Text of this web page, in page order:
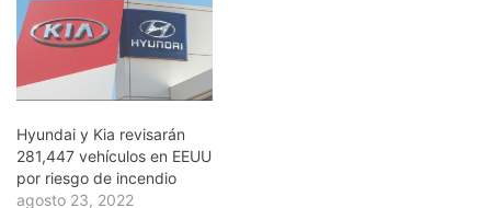
Hyundai y Kia revisarán
281,447 vehículos en EEUU
por riesgo de incendio
agosto 23, 2022